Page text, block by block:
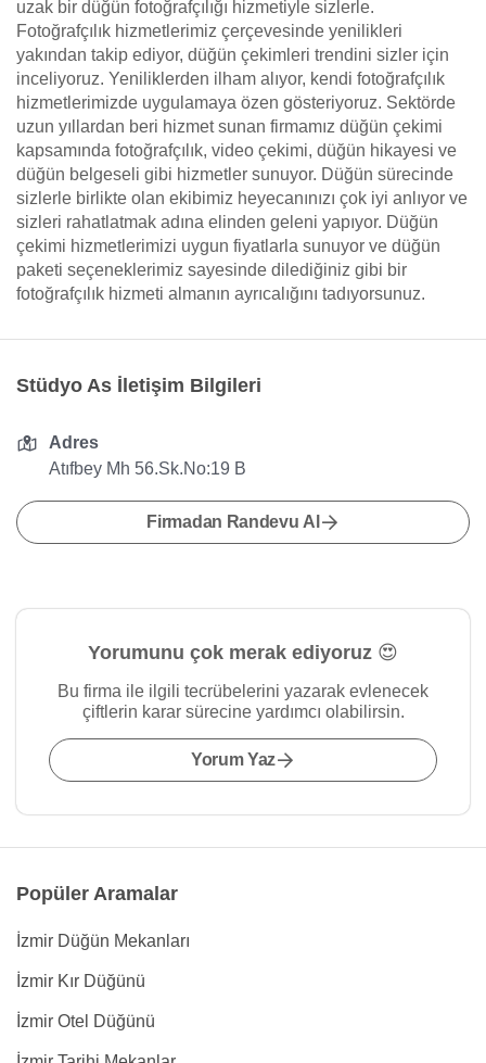
uzak bir düğün fotoğrafçılığı hizmetiyle sizlerle.
Fotoğrafçılık hizmetlerimiz çerçevesinde yenilikleri
yakından takip ediyor, düğün çekimleri trendini sizler için
inceliyoruz. Yeniliklerden ilham alıyor, kendi fotoğrafçılık
hizmetlerimizde uygulamaya özen gösteriyoruz. Sektörde
uzun yıllardan beri hizmet sunan firmamız düğün çekimi
kapsamında fotoğrafçılık, video çekimi, düğün hikayesi ve
düğün belgeseli gibi hizmetler sunuyor. Düğün sürecinde
sizlerle birlikte olan ekibimiz heyecanınızı çok iyi anlıyor ve
sizleri rahatlatmak adına elinden geleni yapıyor. Düğün
çekimi hizmetlerimizi uygun fiyatlarla sunuyor ve düğün
paketi seçeneklerimiz sayesinde dilediğiniz gibi bir
fotoğrafçılık hizmeti almanın ayrıcalığını tadıyorsunuz.
Stüdyo As İletişim Bilgileri
Adres
Atıfbey Mh 56.Sk.No:19 B
Firmadan Randevu Al
Yorumunu çok merak ediyoruz 😍
Bu firma ile ilgili tecrübelerini yazarak evlenecek
çiftlerin karar sürecine yardımcı olabilirsin.
Yorum Yaz
Popüler Aramalar
İzmir Düğün Mekanları
İzmir Kır Düğünü
İzmir Otel Düğünü